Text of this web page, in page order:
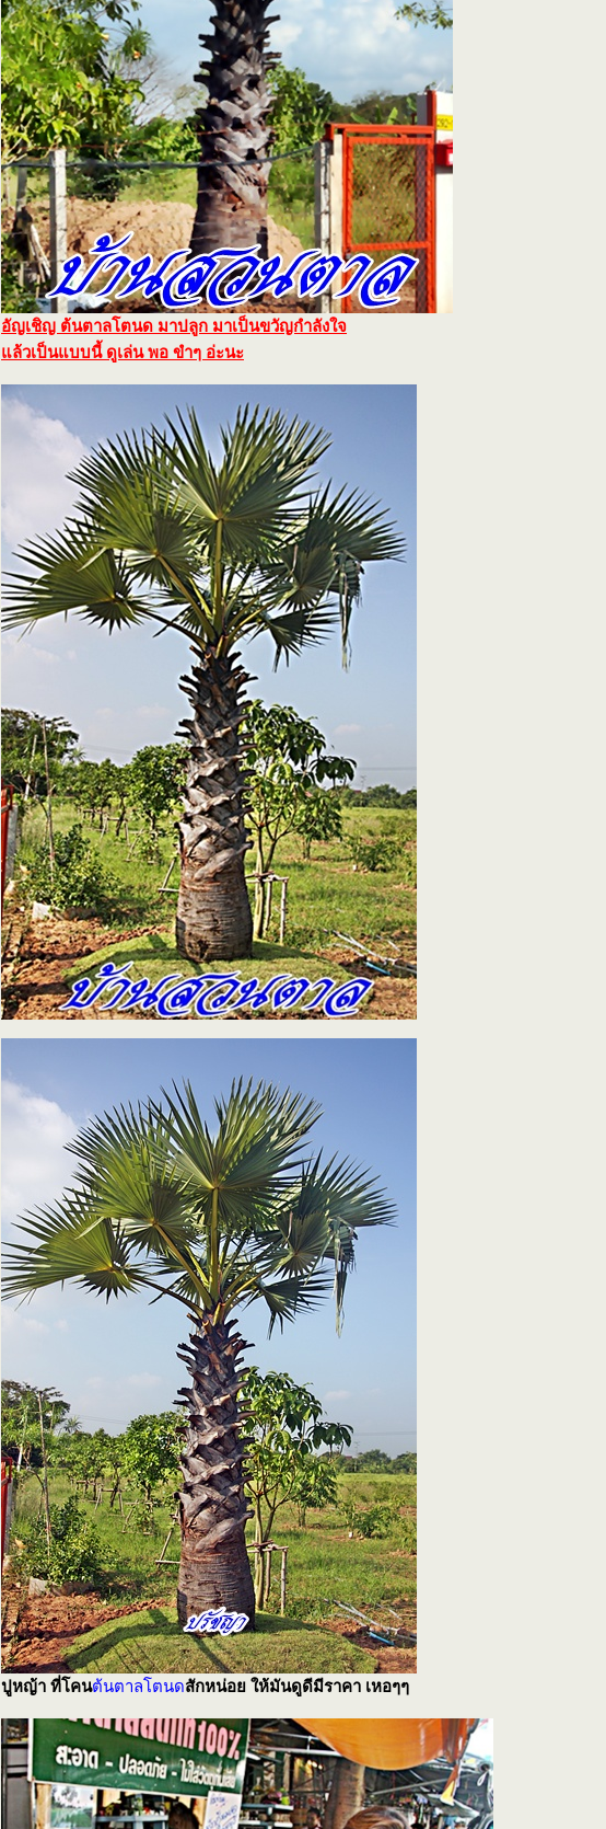
อัญเชิญ ต้นตาลโตนด มาปลูก มาเป็นขวัญกำลังใจ
ล้วเป็นแบบนี้ ดูเล่น พอ ขำๆ อ่ะนะ
ปูหญ้า ที่โคนต้นตาลโตนดสักหน่อย ให้มันดูดีมีราคา เหอๆๆ